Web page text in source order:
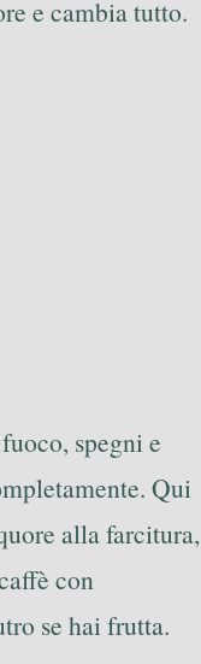
e cambia tutto.
spegni e
Qui
alla farcitura,
con
se hai frutta.